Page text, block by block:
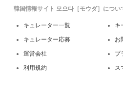
韓国情報サイト 모으다［モウダ］につい
キュレーター一覧 キ
キュレーター応募 お
運営会社 プ
利用規約 ス